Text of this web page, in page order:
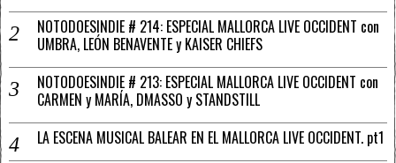
NOTODOESINDIE # 214: ESPECIAL MALLORCA LIVE OCCIDENT con
UMBRA, LEÓN BENAVENTE y KAISER CHIEFS
NOTODOESINDIE # 213: ESPECIAL MALLORCA LIVE OCCIDENT con
CARMEN y MARÍA, DMASSO y STANDSTILL
LA ESCENA MUSICAL BALEAR EN EL MALLORCA LIVE OCCIDENT. pt1